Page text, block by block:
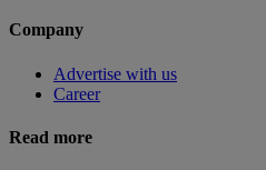
Company
Advertise with us
Career
Read more